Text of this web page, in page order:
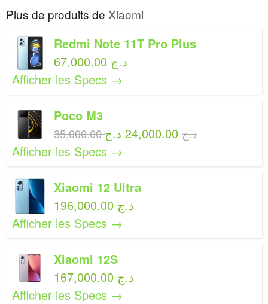
Plus de produits de Xiaomi
Redmi Note 11T Pro Plus
67,000.00 د.ج
Afficher les Specs →
Poco M3
35,000.00 د.ج
Afficher les Specs →
Xiaomi 12 Ultra
196,000.00 د.ج
Afficher les Specs →
Xiaomi 12S
167,000.00 د.ج
Afficher les Specs →